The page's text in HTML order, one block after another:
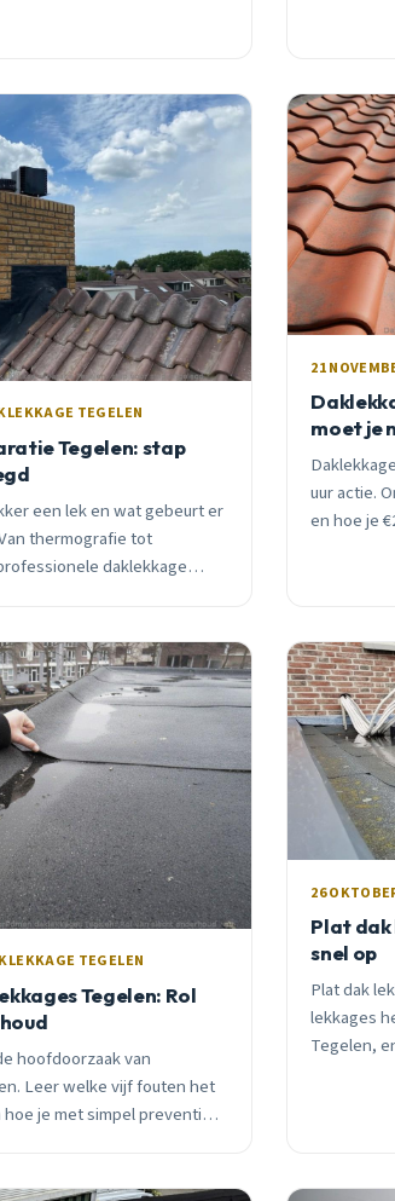
TEGELEN
Tegelen: stap
een lek en wat gebeurt er
thermografie tot
daklekkage
21
moet je
uur actie.
en hoe je
TEGELEN
Tegelen: Rol
hoofdoorzaak van
Leer welke vijf fouten het
je met simpel preventief
26
Plat dak
snel op
Plat dak
lekkages
Tegelen,